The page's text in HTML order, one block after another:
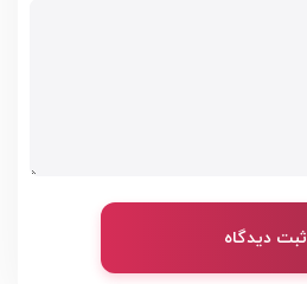
ثبت دیدگاه